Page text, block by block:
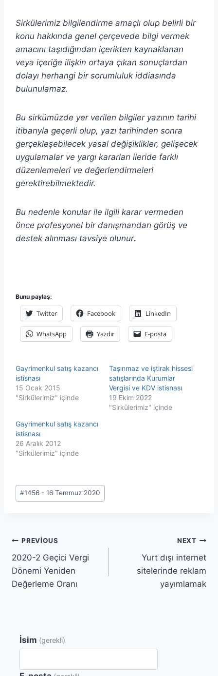
Sirkülerimiz bilgilendirme amaçlı olup belirli bir
konu hakkında genel çerçevede bilgi vermek
amacını taşıdığından içerikten kaynaklanan
veya içeriğe ilişkin ortaya çıkan sonuçlardan
dolayı herhangi bir sorumluluk iddiasında
bulunulamaz.
Bu sirkümüzde yer verilen bilgiler yazının tarihi
itibarıyla geçerli olup, yazı tarihinden sonra
gerçekleşebilecek yasal değişiklikler, gelişecek
uygulamalar ve yargı kararları ileride farklı
düzenlemeleri ve değerlendirmeleri
gerektirebilmektedir.
Bu nedenle konular ile ilgili karar vermeden
önce profesyonel bir danışmandan görüş ve
destek alınması tavsiye olunur.
Bunu paylaş:
Twitter Facebook LinkedIn
WhatsApp Yazdır E-posta
Gayrimenkul satış kazancı
istisnası
15 Ocak 2015
"Sirkülerimiz" içinde
Taşınmaz ve iştirak hissesi
satışlarında Kurumlar
Vergisi ve KDV istisnası
19 Ekim 2022
"Sirkülerimiz" içinde
Gayrimenkul satış kazancı
istisnası
26 Aralık 2012
"Sirkülerimiz" içinde
Post
Tags:
#1456 - 16 Temmuz 2020
Yazı
gezinmesi
PREVIOUS
2020-2 Geçici Vergi
Dönemi Yeniden
Değerleme Oranı
NEXT
Yurt dışı internet
sitelerinde reklam
yayımlamak
İsim (gerekli)